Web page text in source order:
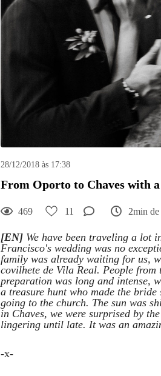
28/12/2018 às 17:38
From Oporto to Chaves with
469 11 2min
[EN] We have been traveling a lot
Francisco's wedding was no
family was already waiting for us,
covilhete de Vila Real. People
preparation was long and intense,
a treasure hunt who made the
going to the church. The sun was
in Chaves, we were surprised by
lingering until late. It was an
-x-